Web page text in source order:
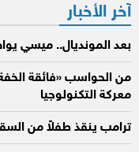
آخر الأخبار
بعد المونديال.. ميسي
من الحواسب «فائقة
معركة التكنولوجيا
ترامب ينقذ طفلاً من